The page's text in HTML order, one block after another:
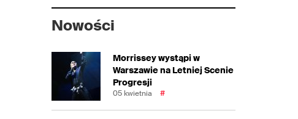
Nowości
Morrissey wystąpi w
Warszawie na Letniej Scenie
Progresji
05 kwietnia #